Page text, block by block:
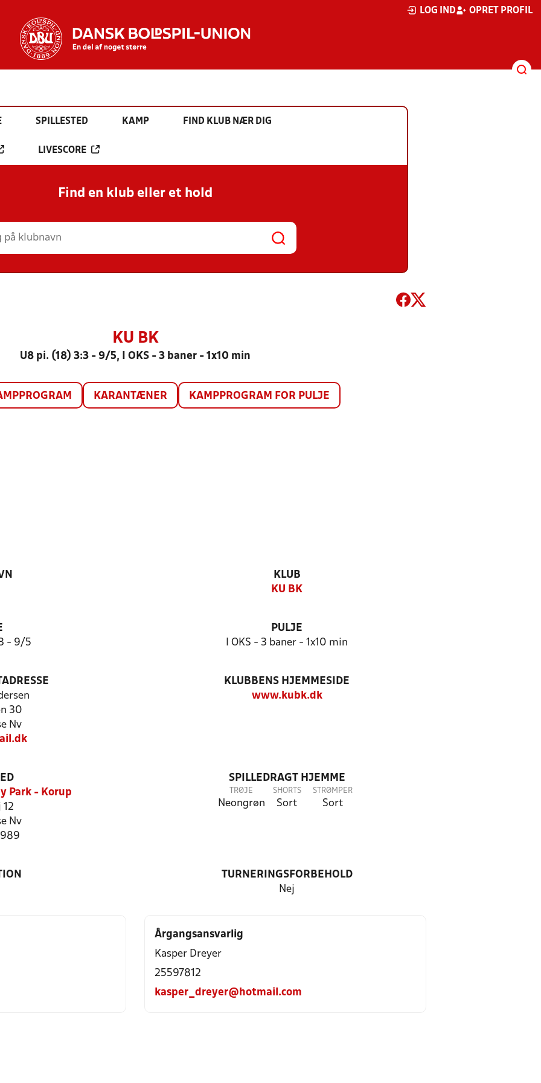
LOG IND OPRET PROFIL
SPILLESTED KAMP FIND KLUB NÆR DIG
LIVESCORE
Find en klub eller et hold
KU BK
U8 pi. (18) 3:3 - 9/5, I OKS - 3 baner - 1x10 min
KARANTÆNER KAMPPROGRAM FOR PULJE
KLUB
KU BK
- 9/5
PULJE
I OKS - 3 baner - 1x10 min
30
Nv
KLUBBENS HJEMMESIDE
www.kubk.dk
Park - Korup
Nv
SPILLEDRAGT HJEMME
TRØJE
Neongrøn
SHORTS
Sort
STRØMPER
Sort
TURNERINGSFORBEHOLD
Nej
Årgangsansvarlig
Kasper Dreyer
25597812
kasper_dreyer@hotmail.com